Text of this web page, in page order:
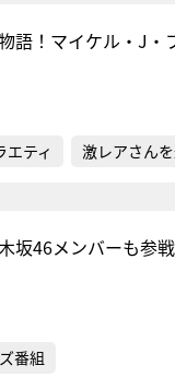
語！マイケル・J
エティ 激レアさんを
坂46メンバーも参
番組